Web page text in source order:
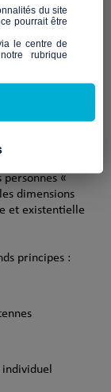
Les
à elle et merci
ce premier
«
dimensions
et existentielle
principes :
du site
pourrait être
le centre de
rubrique